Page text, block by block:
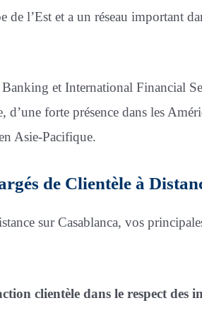
l’Est et a un réseau important
et International Financial
d’une forte présence dans les
Asie-Pacifique.
de Clientèle à
sur Casablanca, vos
clientèle dans le respect des